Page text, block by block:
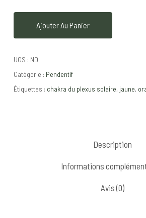
Ajouter Au Panier
UGS : ND
Catégorie : Pendentif
Étiquettes : chakra du plexus solaire, jaune,
Description
Informations
Avis (0)